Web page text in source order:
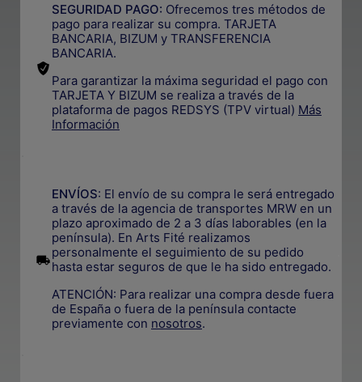
SEGURIDAD PAGO: Ofrecemos tres métodos de
pago para realizar su compra. TARJETA
BANCARIA, BIZUM y TRANSFERENCIA
BANCARIA.
Para garantizar la máxima seguridad el pago con
TARJETA Y BIZUM se realiza a través de la
plataforma de pagos REDSYS (TPV virtual) Más
Información
ENVÍOS: El envío de su compra le será entregado
a través de la agencia de transportes MRW en un
plazo aproximado de 2 a 3 días laborables (en la
península). En Arts Fité realizamos
personalmente el seguimiento de su pedido
hasta estar seguros de que le ha sido entregado.
ATENCIÓN: Para realizar una compra desde fuera
de España o fuera de la península contacte
previamente con nosotros.